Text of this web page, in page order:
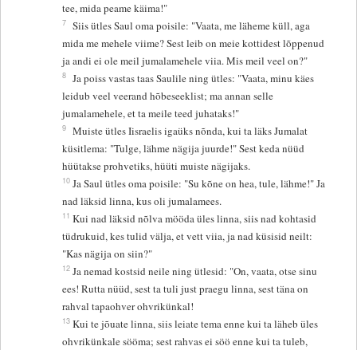
tee, mida peame käima!"
7 Siis ütles Saul oma poisile: "Vaata, me läheme küll, aga
mida me mehele viime? Sest leib on meie kottidest lõppenud
ja andi ei ole meil jumalamehele viia. Mis meil veel on?"
8 Ja poiss vastas taas Saulile ning ütles: "Vaata, minu käes
leidub veel veerand hõbeseeklist; ma annan selle
jumalamehele, et ta meile teed juhataks!"
9 Muiste ütles Iisraelis igaüks nõnda, kui ta läks Jumalat
küsitlema: "Tulge, lähme nägija juurde!" Sest keda nüüd
hüütakse prohvetiks, hüüti muiste nägijaks.
10 Ja Saul ütles oma poisile: "Su kõne on hea, tule, lähme!" Ja
nad läksid linna, kus oli jumalamees.
11 Kui nad läksid nõlva mööda üles linna, siis nad kohtasid
tüdrukuid, kes tulid välja, et vett viia, ja nad küsisid neilt:
"Kas nägija on siin?"
12 Ja nemad kostsid neile ning ütlesid: "On, vaata, otse sinu
ees! Rutta nüüd, sest ta tuli just praegu linna, sest täna on
rahval tapaohver ohvrikünkal!
13 Kui te jõuate linna, siis leiate tema enne kui ta läheb üles
ohvrikünkale sööma; sest rahvas ei söö enne kui ta tuleb,